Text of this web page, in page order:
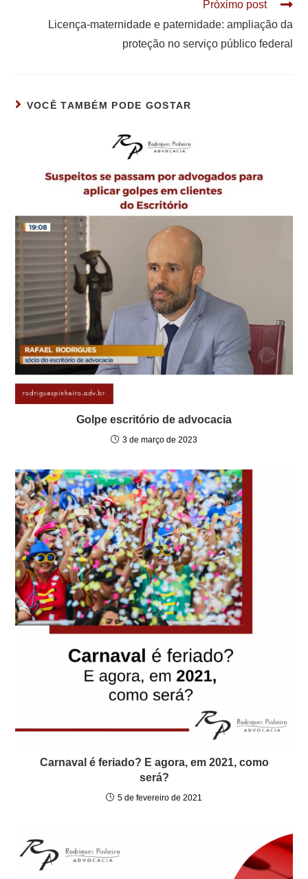
Próximo post
Licença-maternidade e paternidade: ampliação da
proteção no serviço público federal
VOCÊ TAMBÉM PODE GOSTAR
Golpe escritório de advocacia
3 de março de 2023
Carnaval é feriado? E agora, em 2021, como
será?
5 de fevereiro de 2021